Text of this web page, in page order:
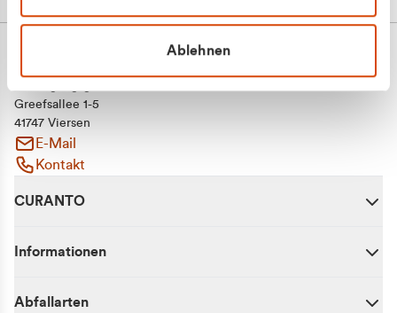
Ablehnen
Greefsallee 1-5
41747 Viersen
E-Mail
Kontakt
CURANTO
Informationen
Abfallarten